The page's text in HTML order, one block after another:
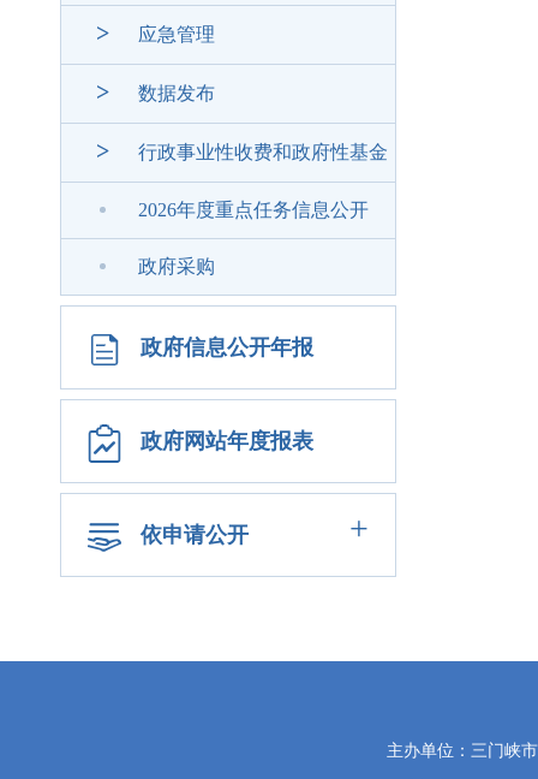
> 应急管理
> 数据发布
> 行政事业性收费和政府性基金
2026年度重点任务信息公开
政府采购
政府信息公开年报
政府网站年度报表
依申请公开 +
主办单位：三门峡